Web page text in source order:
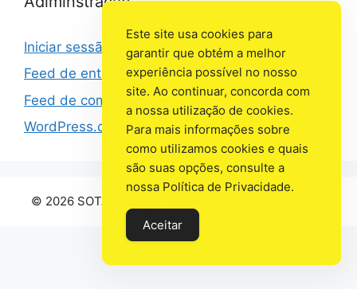
Iniciar sessão
Feed de entradas
Feed de comentários
WordPress.org
© 2026 SOTA Portugal
Este site usa cookies para
garantir que obtém a melhor
experiência possível no nosso
site. Ao continuar, concorda com
a nossa utilização de cookies.
Para mais informações sobre
como utilizamos cookies e quais
são suas opções, consulte a
nossa Política de Privacidade.
Aceitar